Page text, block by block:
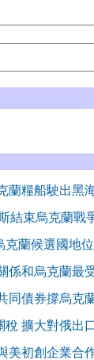
蘭糧船駛出黑
結束烏克蘭戰
克蘭候選國地位
係和烏克蘭最
同債券撐烏克
稅 擴大對俄出
美初創企業合